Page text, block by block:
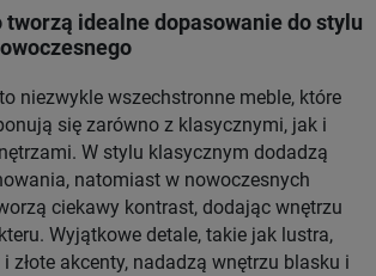
idealne dopasowanie do stylu
to niezwykle wszechstronne meble, które
się zarówno z klasycznymi, jak i
W stylu klasycznym dodadzą
natomiast w nowoczesnych
ciekawy kontrast, dodając wnętrzu
Wyjątkowe detale, takie jak lustra,
złote akcenty, nadadzą wnętrzu blasku i